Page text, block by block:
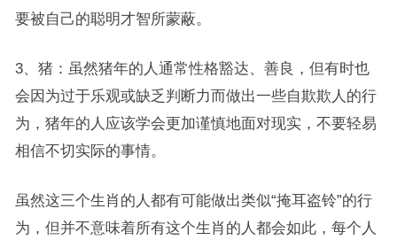
要被自己的聪明才智所蒙蔽。
3、猪：虽然猪年的人通常性格豁达、善良，但有时也
会因为过于乐观或缺乏判断力而做出一些自欺欺人的行
为，猪年的人应该学会更加谨慎地面对现实，不要轻易
相信不切实际的事情。
虽然这三个生肖的人都有可能做出类似“掩耳盗铃”的行
为，但并不意味着所有这个生肖的人都会如此，每个人